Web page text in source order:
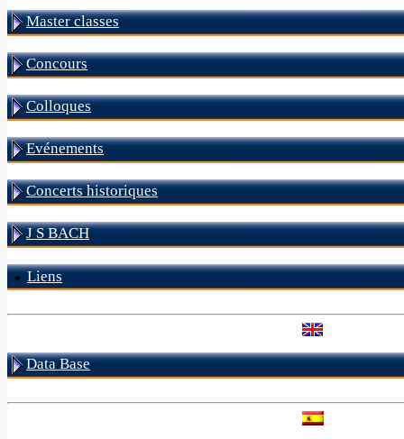
Master classes
Concours
Colloques
Evénements
Concerts historiques
J S BACH
Liens
Data Base